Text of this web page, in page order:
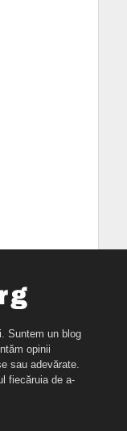
Suntem un blog
opinii
sau adevărate.
fiecăruia de a-